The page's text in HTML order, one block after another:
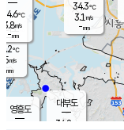
의도
℃
m/s
mm
영흥도
대부도
34.8
34.6℃
3.8m/s
-mm
34.3℃
3.1 m/s
-mm